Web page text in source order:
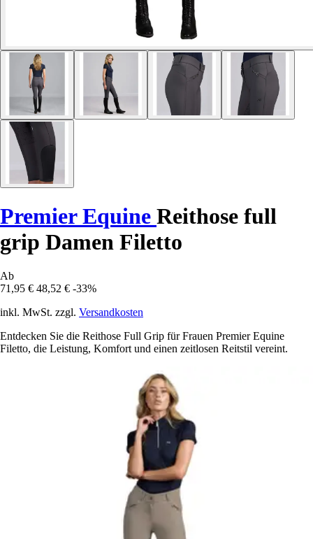
Premier Equine Reithose full
grip Damen Filetto
Ab
71,95 € 48,52 € -33%
inkl. MwSt. zzgl. Versandkosten
Entdecken Sie die Reithose Full Grip für Frauen Premier Equine
Filetto, die Leistung, Komfort und einen zeitlosen Reitstil vereint.